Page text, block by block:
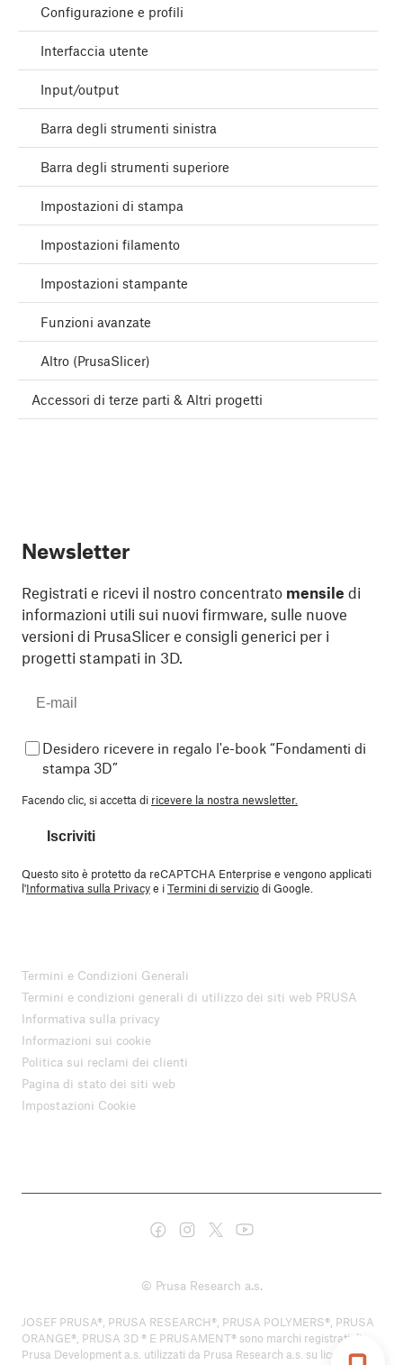
Configurazione e profili
Interfaccia utente
Input/output
Barra degli strumenti sinistra
Barra degli strumenti superiore
Impostazioni di stampa
Impostazioni filamento
Impostazioni stampante
Funzioni avanzate
Altro (PrusaSlicer)
Accessori di terze parti & Altri progetti
Newsletter
Registrati e ricevi il nostro concentrato mensile di
informazioni utili sui nuovi firmware, sulle nuove
versioni di PrusaSlicer e consigli generici per i
progetti stampati in 3D.
Desidero ricevere in regalo l'e-book “Fondamenti di
stampa 3D”
Facendo clic, si accetta di ricevere la nostra newsletter.
Iscriviti
Questo sito è protetto da reCAPTCHA Enterprise e vengono applicati
l'Informativa sulla Privacye iTermini di serviziodi Google.
Termini e Condizioni Generali
Termini e condizioni generali di utilizzo dei siti web PRUSA
Informativa sulla privacy
Informazioni sui cookie
Politica sui reclami dei clienti
Pagina di stato dei siti web
Impostazioni Cookie
© Prusa Research a.s.
JOSEF PRUSA®, PRUSA RESEARCH®, PRUSA POLYMERS®, PRUSA
ORANGE®, PRUSA 3D ® E PRUSAMENT® sono marchi registrati di
Prusa Development a.s. utilizzati da Prusa Research a.s. su licenza di